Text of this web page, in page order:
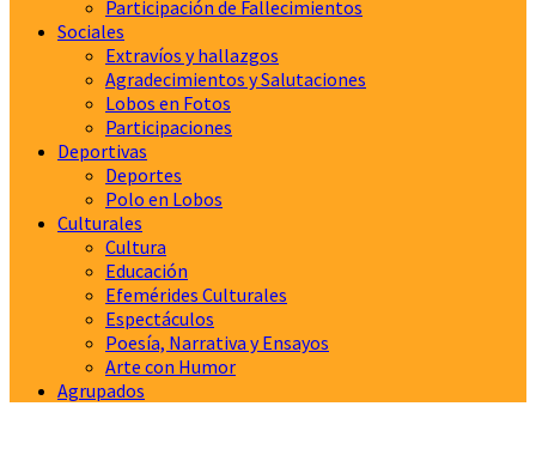
Participación de Fallecimientos
Sociales
Extravíos y hallazgos
Agradecimientos y Salutaciones
Lobos en Fotos
Participaciones
Deportivas
Deportes
Polo en Lobos
Culturales
Cultura
Educación
Efemérides Culturales
Espectáculos
Poesía, Narrativa y Ensayos
Arte con Humor
Agrupados